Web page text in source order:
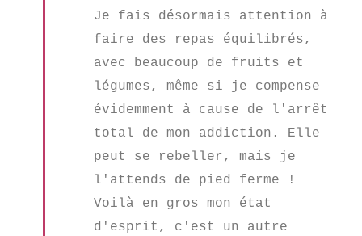
Je fais désormais attention à
faire des repas équilibrés,
avec beaucoup de fruits et
légumes, même si je compense
évidemment à cause de l'arrêt
total de mon addiction. Elle
peut se rebeller, mais je
l'attends de pied ferme !
Voilà en gros mon état
d'esprit, c'est un autre